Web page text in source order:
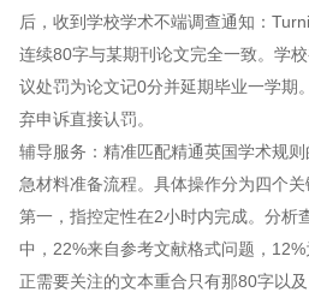
后，收到学校学术不端调查通知：
连续80字与某期刊论文完全一致。学
议处罚为论文记0分并延期毕业一学期
弃申诉直接认罚。
辅导服务：精准匹配精通英国学术规
急材料准备流程。具体操作分为四个关
第一，指控定性在2小时内完成。分析
中，22%来自参考文献格式问题，
正需要关注的文本重合只有那80字以